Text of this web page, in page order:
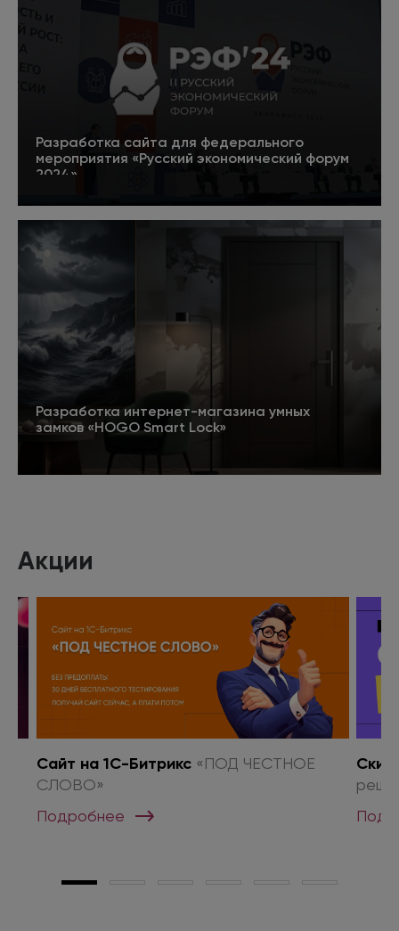
Разработка сайта для федерального
мероприятия «Русский экономический форум
2024»
Подробнее 5
Разработка интернет-магазина умных
замков «HOGO Smart Lock»
Подробнее
Акции
Сайт на 1С-Битрикс«ПОД ЧЕСТНОЕ
СЛОВО»
Подробнее